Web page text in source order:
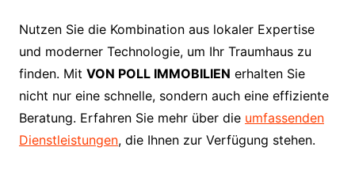
Nutzen Sie die Kombination aus lokaler Expertise
und moderner Technologie, um Ihr Traumhaus zu
finden. Mit VON POLL IMMOBILIEN erhalten Sie
nicht nur eine schnelle, sondern auch eine effiziente
Beratung. Erfahren Sie mehr über die umfassenden
Dienstleistungen, die Ihnen zur Verfügung stehen.